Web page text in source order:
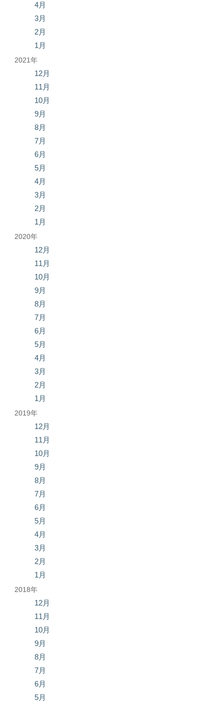
4月
3月
2月
1月
2021年
12月
11月
10月
9月
8月
7月
6月
5月
4月
3月
2月
1月
2020年
12月
11月
10月
9月
8月
7月
6月
5月
4月
3月
2月
1月
2019年
12月
11月
10月
9月
8月
7月
6月
5月
4月
3月
2月
1月
2018年
12月
11月
10月
9月
8月
7月
6月
5月